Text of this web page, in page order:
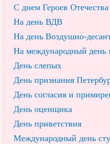
С днем Героев Отечества
На день ВДВ
На день Воздушно-
На международный день
День слепых
День признания
День согласия и
День оценщика
День приветствия
Международный день